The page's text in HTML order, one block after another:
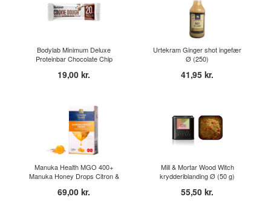
Bodylab Minimum Deluxe
Proteinbar Chocolate Chip
19,00 kr.
Urtekram Ginger shot ingefær
Ø (250)
41,95 kr.
Manuka Health MGO 400+
Manuka Honey Drops Citron &
69,00 kr.
Mill & Mortar Wood Witch
krydderiblanding Ø (50 g)
55,50 kr.